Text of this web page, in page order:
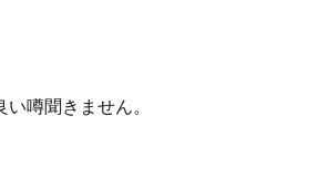
噂聞きません。